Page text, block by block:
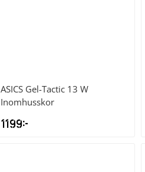
ASICS Gel-Tactic 13 W
Inomhusskor
1199kr